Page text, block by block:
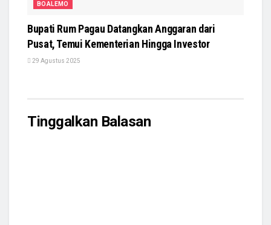
BOALEMO
Bupati Rum Pagau Datangkan Anggaran dari
Pusat, Temui Kementerian Hingga Investor
29 Agustus 2025
Tinggalkan Balasan